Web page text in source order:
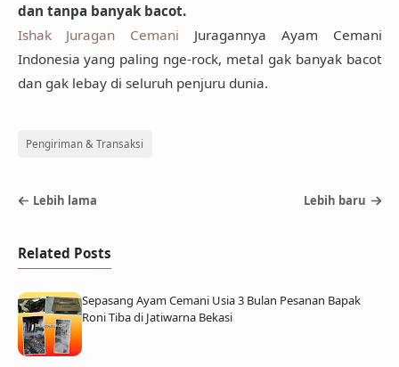
dan tanpa banyak bacot.
Ishak Juragan Cemani Juragannya Ayam Cemani
Indonesia yang paling nge-rock, metal gak banyak bacot
dan gak lebay di seluruh penjuru dunia.
Pengiriman & Transaksi
Lebih lama Lebih baru
Related Posts
Sepasang Ayam Cemani Usia 3 Bulan Pesanan Bapak
Roni Tiba di Jatiwarna Bekasi